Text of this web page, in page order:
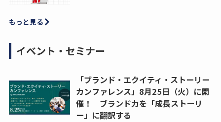
もっと見る
イベント・セミナー
「ブランド・エクイティ・ストーリー
カンファレンス」8月25日（火）に開
催！ ブランド力を「成長ストーリ
ー」に翻訳する